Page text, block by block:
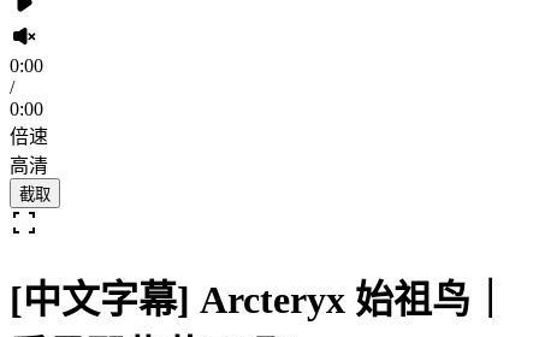
0:00
/
0:00
倍速
高清
截取
[中文字幕] Arcteryx 始祖鸟｜